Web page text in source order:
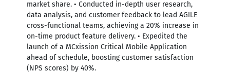
market share. • Conducted in-depth user research,
data analysis, and customer feedback to lead AGILE
cross-functional teams, achieving a 20% increase in
on-time product feature delivery. • Expedited the
launch of a MCxission Critical Mobile Application
ahead of schedule, boosting customer satisfaction
(NPS scores) by 40%.